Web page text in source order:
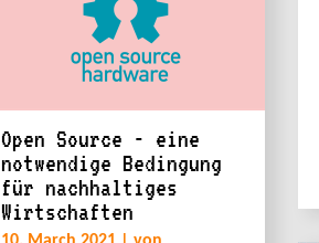
Open Source - eine
notwendige Bedingung
für nachhaltiges
Wirtschaften